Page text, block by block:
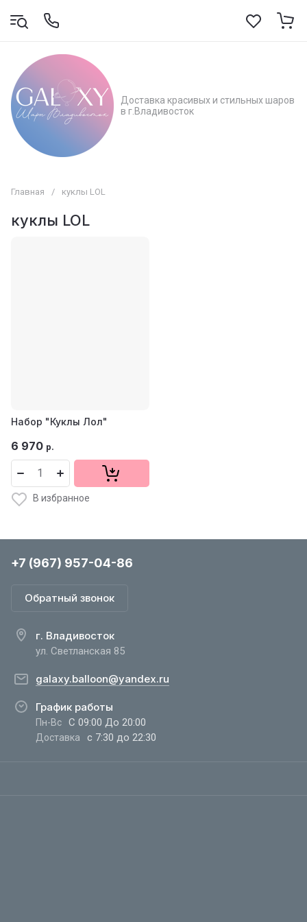
Доставка красивых и стильных шаров
в г.Владивосток
Главная / куклы LOL
куклы LOL
Набор "Куклы Лол"
6 970 р.
В избранное
+7 (967) 957-04-86
Обратный звонок
г. Владивосток
ул. Светланская 85
galaxy.balloon@yandex.ru
График работы
Пн-Вс С 09:00 До 20:00
Доставка с 7:30 до 22:30